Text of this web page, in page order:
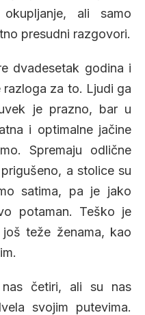
ali samo
presudni razgovori.
dvadesetak godina i
za to. Ljudi ga
je prazno, bar u
i optimalne jačine
Spremaju odlične
a stolice su
satima, pa je jako
potaman. Teško je
teže ženama, kao
nas četiri, ali su nas
svojim putevima.